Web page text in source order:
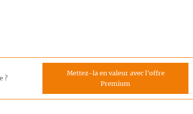
?
Mettez-la en valeur avec l'offre
Premium